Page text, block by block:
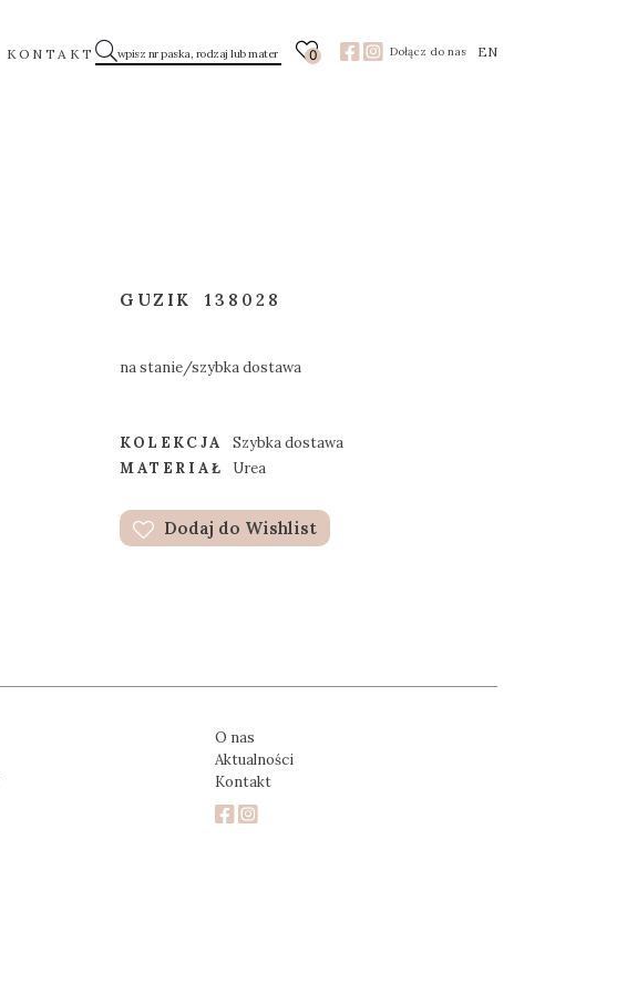
KONTAKT 0 Dołącz do nas EN
GUZIK 138028
na stanie/szybka dostawa
KOLEKCJA
Szybka dostawa
MATERIAŁ
Urea
Dodaj do Wishlist
O nas
Aktualności
Kontakt